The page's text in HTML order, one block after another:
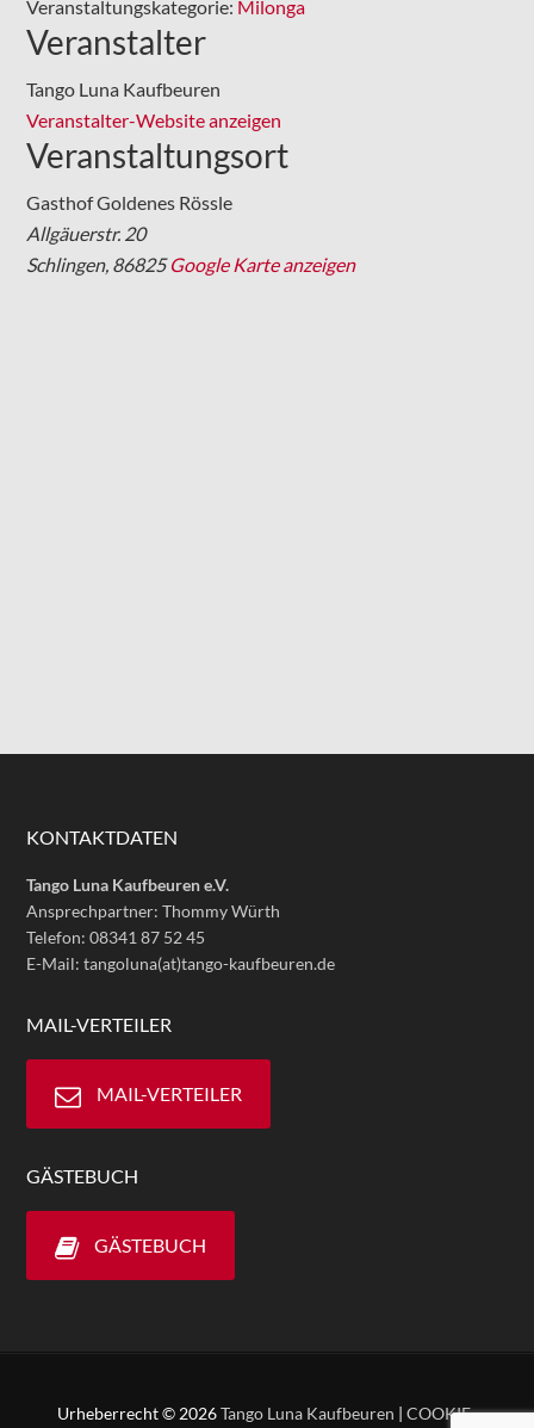
Veranstaltungskategorie: Milonga
Veranstalter
Tango Luna Kaufbeuren
Veranstalter-Website anzeigen
Veranstaltungsort
Gasthof Goldenes Rössle
Allgäuerstr. 20
Schlingen, 86825 Google Karte anzeigen
KONTAKTDATEN
Tango Luna Kaufbeuren e.V.
Ansprechpartner: Thommy Würth
Telefon: 08341 87 52 45
E-Mail: tangoluna(at)tango-kaufbeuren.de
MAIL-VERTEILER
MAIL-VERTEILER
GÄSTEBUCH
GÄSTEBUCH
Urheberrecht © 2026Tango Luna Kaufbeuren | COOKIE-